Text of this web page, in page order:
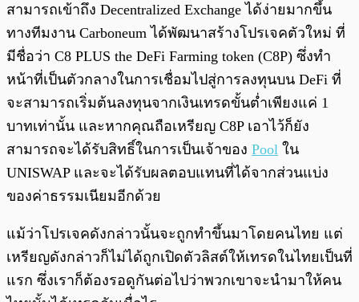
สามารถเข้าถึง Decentralized Exchange ได้ง่ายมากขึ้น
ทางทีมงาน Carboneum ได้พัฒนาสร้างโปรเจคตัวใหม่ ที่
มีชื่อว่า C8 PLUS the DeFi Farming token (C8P) ซึ่งทำ
หน้าที่เป็นตัวกลางในการเชื่อมไปสู่การลงทุนบน DeFi ที่
จะสามารถเริ่มต้นลงทุนจากเงินเทรดขั้นต่ำเพียงแค่ 1
บาทเท่านั้น และหากคุณถือเหรียญ C8P เอาไว้ก็ยัง
สามารถจะได้รับสิทธิ์ในการเป็นเจ้าของ Pool ใน
UNISWAP และจะได้รับผลตอบแทนที่ได้จากส่วนแบ่ง
ของค่าธรรมเนียมอีกด้วย
แม้ว่าโปรเจคดังกล่าวนั้นจะถูกทำขึ้นมาโดยคนไทย แต่
เหรียญดังกล่าวก็ไม่ได้ถูกเปิดตัวลิสต์ให้เทรดในไทยเป็นที่
แรก ซึ่งเราก็ต้องรอดูกันต่อไปว่าพวกเขาจะนำมาให้คน